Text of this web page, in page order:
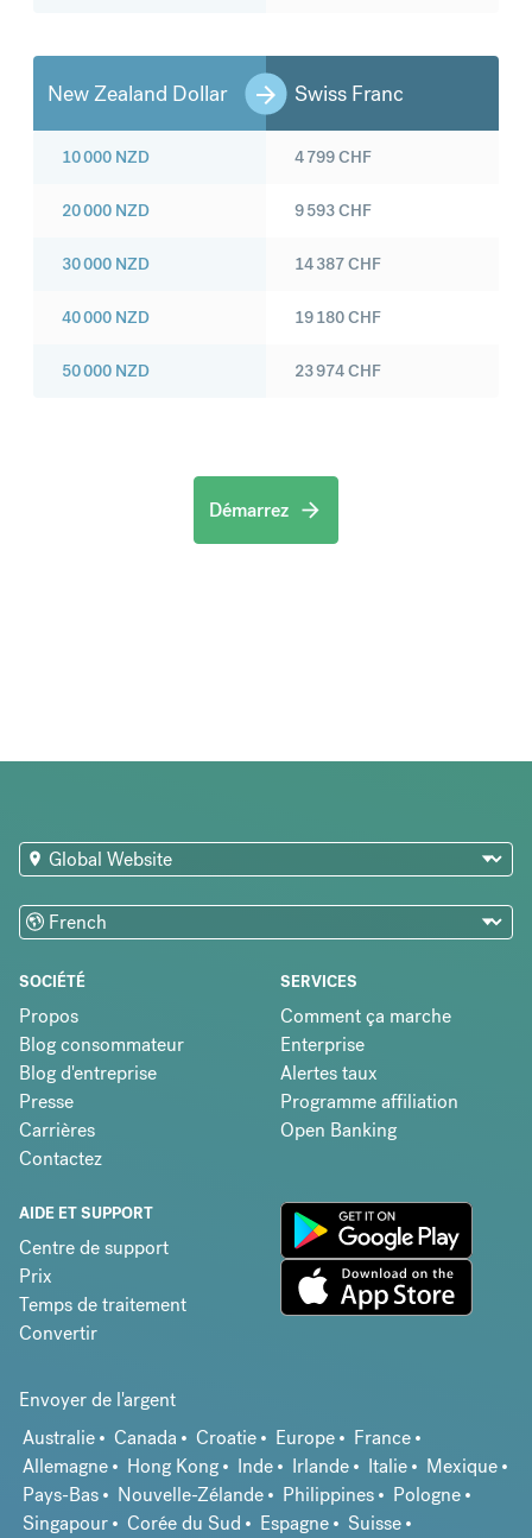
New Zealand Dollar Swiss Franc
10 000 NZD
20 000 NZD
30 000 NZD
40 000 NZD
50 000 NZD
4 799CHF
9 593CHF
14 387CHF
19 180CHF
23 974CHF
Démarrez
SOCIÉTÉ
Propos
Blog consommateur
Blog d'entreprise
Presse
Carrières
Contactez
SERVICES
Comment ça marche
Enterprise
Alertes taux
Programme affiliation
Open Banking
AIDE ET SUPPORT
Centre de support
Prix
Temps de traitement
Convertir
Envoyer de l'argent
Australie
Canada Croatie Europe
France
Allemagne
Hong Kong Inde Irlande Italie
Mexique
Pays-Bas
Nouvelle-Zélande Philippines
Pologne
Singapour
Corée du Sud Espagne
Suisse